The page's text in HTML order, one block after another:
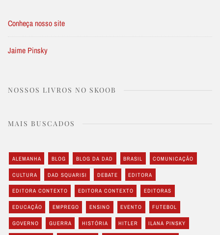
Conheça nosso site
Jaime Pinsky
NOSSOS LIVROS NO SKOOB
MAIS BUSCADOS
ALEMANHA BLOG BLOG DA DAD BRASIL COMUNICAÇÃO
CULTURA DAD SQUARISI DEBATE EDITORA
EDITORA CONTEXTO EDITORA CONTEXTO EDITORAS
EDUCAÇÃO EMPREGO ENSINO EVENTO FUTEBOL
GOVERNO GUERRA HISTÓRIA HITLER ILANA PINSKY